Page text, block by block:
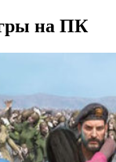
на ПК